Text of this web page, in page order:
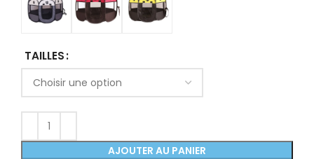
TAILLES
AJOUTER AU PANIER